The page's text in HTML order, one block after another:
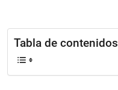
Tabla de contenidos